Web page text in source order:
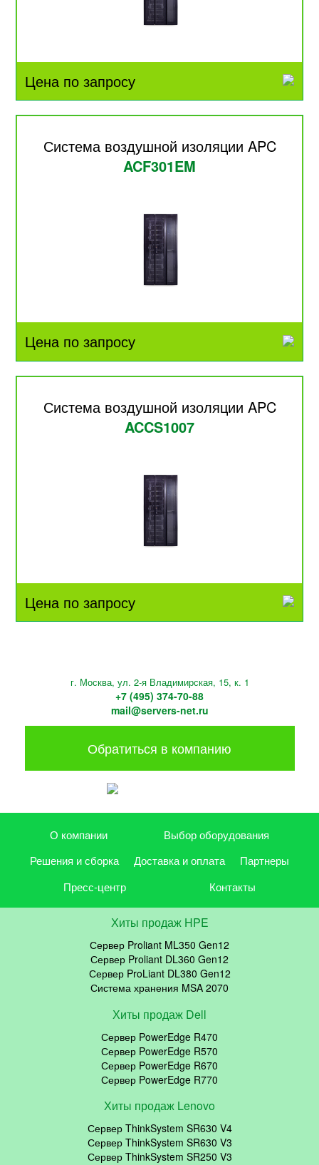
Цена по запросу
Система воздушной изоляции APC
ACF301EM
Цена по запросу
Система воздушной изоляции APC
ACCS1007
Цена по запросу
г. Москва, ул. 2-я Владимирская, 15, к. 1
+7 (495) 374-70-88
mail@servers-net.ru
Обратиться в компанию
О компании
Выбор оборудования
Решения и сборка
Доставка и оплата
Партнеры
Пресс-центр
Контакты
Хиты продаж HPE
Сервер Proliant ML350 Gen12
Сервер Proliant DL360 Gen12
Сервер ProLiant DL380 Gen12
Система хранения MSA 2070
Хиты продаж Dell
Сервер PowerEdge R470
Сервер PowerEdge R570
Сервер PowerEdge R670
Сервер PowerEdge R770
Хиты продаж Lenovo
Сервер ThinkSystem SR630 V4
Сервер ThinkSystem SR630 V3
Сервер ThinkSystem SR250 V3